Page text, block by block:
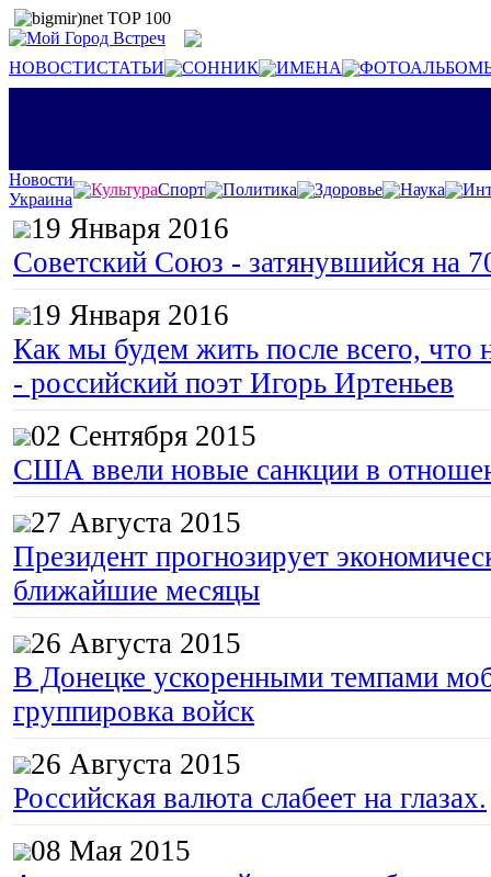
НОВОСТИСТАТЬИ СОННИК ИМЕНА
Новости
Украина
КультураСпорт Политика Здоровье Наука
19 Января 2016
Советский Союз - затянувшийся на
19 Января 2016
Как мы будем жить после всего, что
- российский поэт Игорь Иртеньев
02 Сентября 2015
США ввели новые санкции в
27 Августа 2015
Президент прогнозирует
ближайшие месяцы
26 Августа 2015
В Донецке ускоренными темпами
группировка войск
26 Августа 2015
Российская валюта слабеет на глазах.
08 Мая 2015